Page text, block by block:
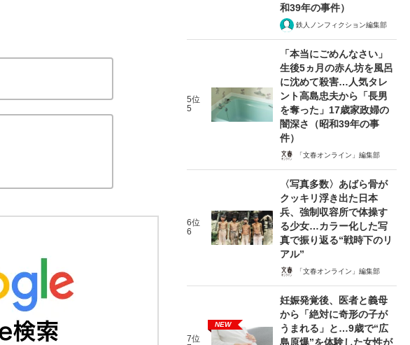
和39年の事件）
鉄人ノンフィクション編集部
5位
5
「本当にごめんなさい」
生後5ヵ月の赤ん坊を風呂
に沈めて殺害…人気タレ
ント高島忠夫から「長男
を奪った」17歳家政婦の
闇深さ（昭和39年の事
件）
「文春オンライン」編集部
6位
6
〈写真多数〉あばら骨が
クッキリ浮き出た日本
兵、強制収容所で体操す
る少女…カラー化した写
真で振り返る“戦時下のリ
アル”
「文春オンライン」編集部
7位
NEW
妊娠発覚後、医者と義母
から「絶対に奇形の子が
うまれる」と…9歳で“広
島原爆”を体験した女性が